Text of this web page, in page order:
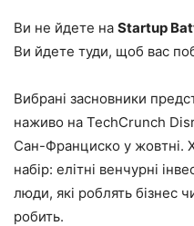
Ви не йдете на Startup
Ви йдете туди, щоб вас
Вибрані засновники
наживо на TechCrunch
Сан-Франциско у жовтні.
набір: елітні венчурні
люди, які роблять бізнес
робить.